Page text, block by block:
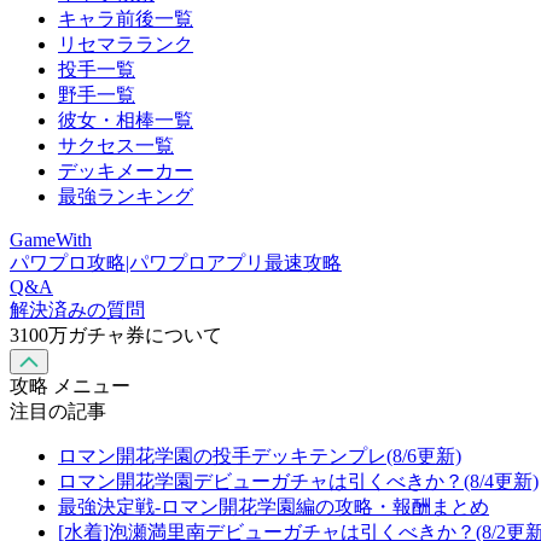
キャラ前後一覧
リセマラランク
投手一覧
野手一覧
彼女・相棒一覧
サクセス一覧
デッキメーカー
最強ランキング
GameWith
パワプロ攻略|パワプロアプリ最速攻略
Q&A
解決済みの質問
3100万ガチャ券について
攻略 メニュー
注目の記事
ロマン開花学園の投手デッキテンプレ(8/6更新)
ロマン開花学園デビューガチャは引くべきか？(8/4更新)
最強決定戦-ロマン開花学園編の攻略・報酬まとめ
[水着]泡瀬満里南デビューガチャは引くべきか？(8/2更